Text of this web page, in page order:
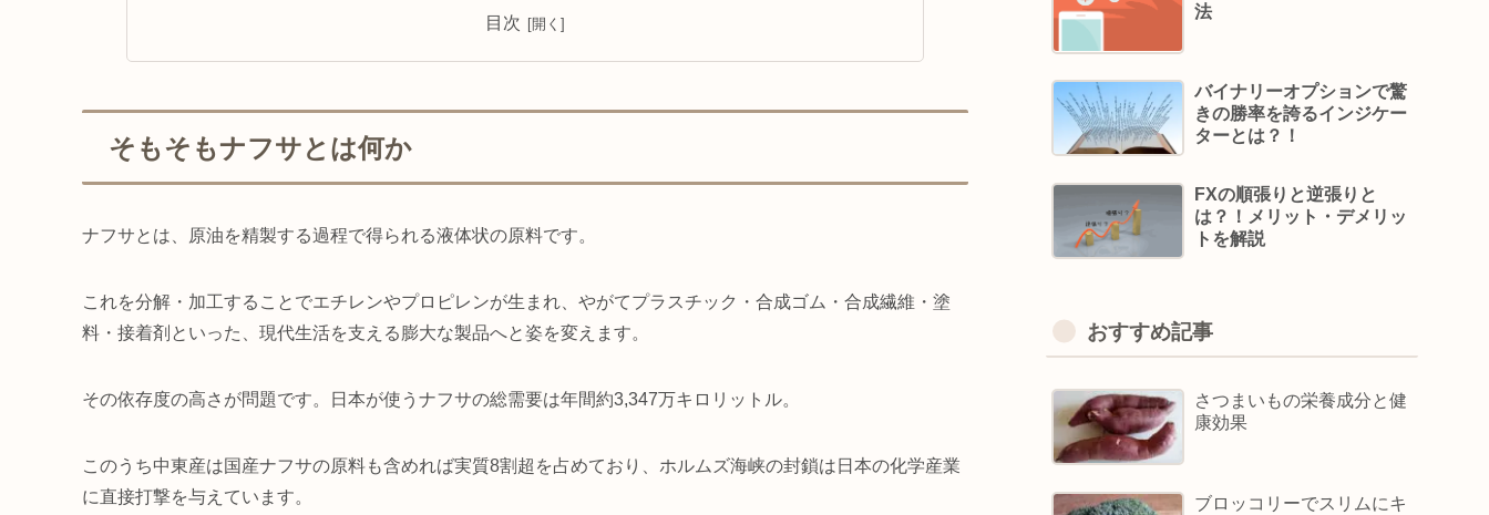
目次
そもそもナフサとは何か
ナフサとは、原油を精製する過程で得られる液体状の原料です。
これを分解・加工することでエチレンやプロピレンが生まれ、やがてプラスチック・合成ゴム・合成繊維・塗
料・接着剤といった、現代生活を支える膨大な製品へと姿を変えます。
その依存度の高さが問題です。日本が使うナフサの総需要は年間約3,347万キロリットル。
このうち中東産は国産ナフサの原料も含めれば実質8割超を占めており、ホルムズ海峡の封鎖は日本の化学産業
に直接打撃を与えています。
法
バイナリーオプションで驚
きの勝率を誇るインジケー
ターとは？！
FXの順張りと逆張りと
は？！メリット・デメリッ
トを解説
おすすめ記事
さつまいもの栄養成分と健
康効果
ブロッコリーでスリムにキ